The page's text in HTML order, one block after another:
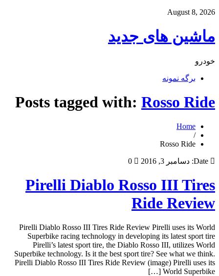
August 8, 2026
ماشین های جدید
خودرو
برگه نمونه
Posts tagged with: Rosso Ride
Home
/
Rosso Ride
Date: دسامبر 3, 2016 0
Pirelli Diablo Rosso III Tires
Ride Review
Pirelli Diablo Rosso III Tires Ride Review Pirelli uses its World
Superbike racing technology in developing its latest sport tire
Pirelli’s latest sport tire, the Diablo Rosso III, utilizes World
Superbike technology. Is it the best sport tire? See what we think.
Pirelli Diablo Rosso III Tires Ride Review (image) Pirelli uses its
World Superbike […]